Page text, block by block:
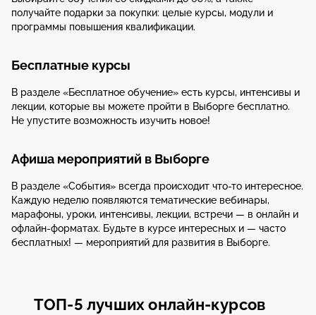
получайте подарки за покупки: целые курсы, модули и
программы повышения квалификации.
Бесплатные курсы
В разделе «Бесплатное обучение» есть курсы, интенсивы и
лекции, которые вы можете пройти в Выборге бесплатно.
Не упустите возможность изучить новое!
Афиша мероприятий в Выборге
В разделе «События» всегда происходит что-то интересное.
Каждую неделю появляются тематические вебинары,
марафоны, уроки, интенсивы, лекции, встречи — в онлайн и
офлайн-форматах. Будьте в курсе интересных и — часто
бесплатных! — мероприятий для развития в Выборге.
ТОП-5 лучших онлайн-курсов